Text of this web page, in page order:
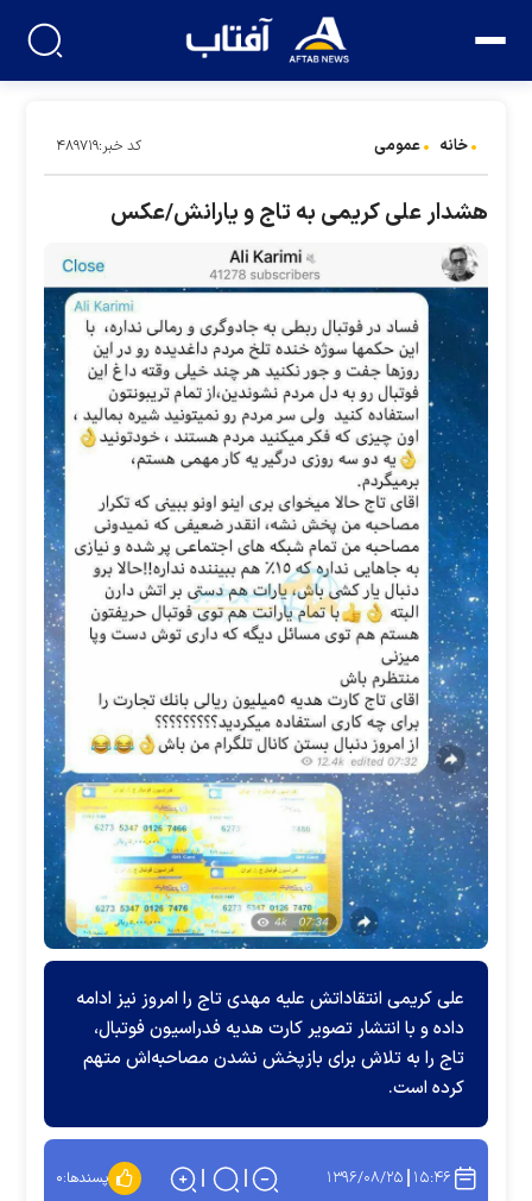
خانه عمومی کد خبر:۴۸۹۷۱۹
هشدار علی کریمی به تاج و یارانش/عکس
علی کریمی انتقاداتش علیه مهدی تاج را امروز نیز ادامه
داده و با انتشار تصویر کارت هدیه فدراسیون فوتبال،
تاج را به تلاش برای بازپخش نشدن مصاحبه‌اش متهم
کرده است.
۱۵:۴۶ ۱۳۹۶/۰۸/۲۵ پسندها:۰